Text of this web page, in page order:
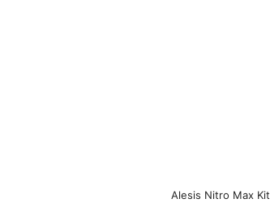
Alesis Nitro Max Kit